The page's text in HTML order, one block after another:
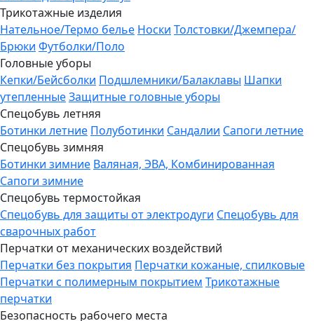
Трикотажные изделия
Нательное/Термо белье Носки Толстовки/Джемпера/
Брюки Футболки/Поло
Головные уборы
Кепки/Бейсболки Подшлемники/Балаклавы Шапки
утепленныеЗащитные головные уборы
Спецобувь летняя
Ботинки летние Полуботинки Сандалии Сапоги летние
Спецобувь зимняя
Ботинки зимние Валяная, ЭВА, Комбинированная
Сапоги зимние
Спецобувь термостойкая
Спецобувь для защиты от электродуги Спецобувь для
сварочных работ
Перчатки от механических воздействий
Перчатки без покрытия Перчатки кожаные, спилковые
Перчатки с полимерным покрытием Трикотажные
перчатки
Безопасность рабочего места